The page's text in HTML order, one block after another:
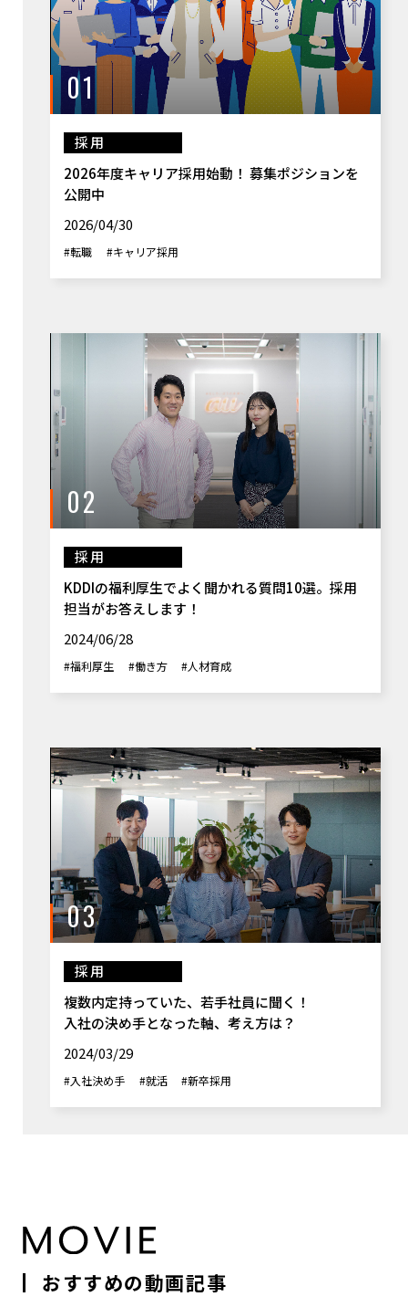
01
採用
2026年度キャリア採用始動！ 募集ポジションを
公開中
2026/04/30
#転職 #キャリア採用
02
採用
KDDIの福利厚生でよく聞かれる質問10選。採用
担当がお答えします！
2024/06/28
#福利厚生 #働き方 #人材育成
03
採用
複数内定持っていた、若手社員に聞く！
入社の決め手となった軸、考え方は？
2024/03/29
#入社決め手 #就活 #新卒採用
おすすめの動画記事